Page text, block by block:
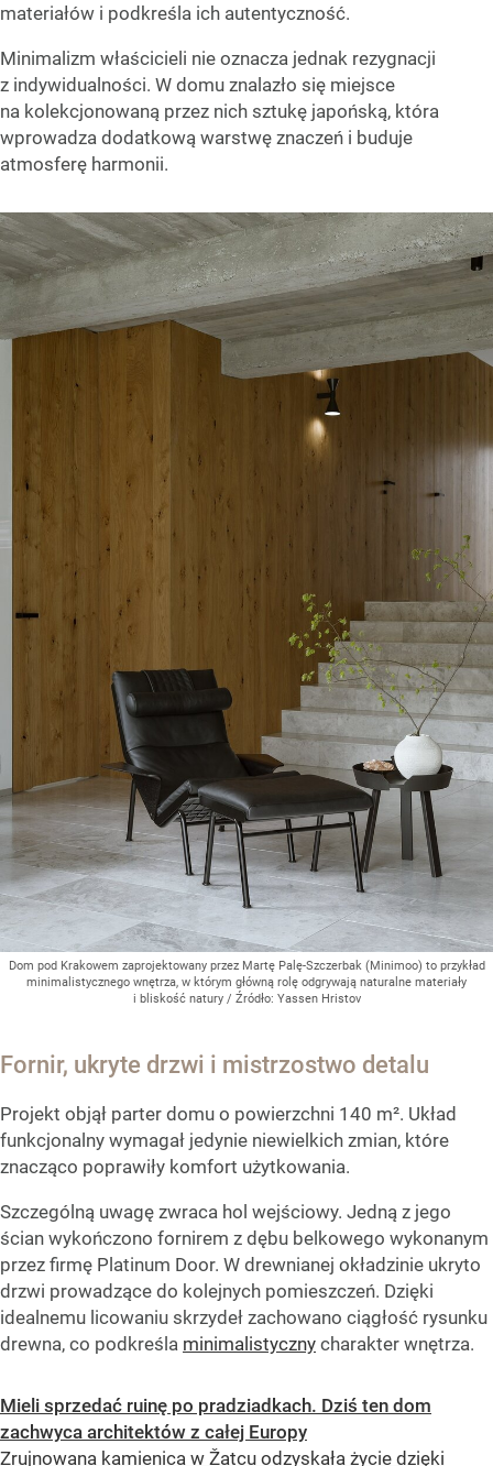
materiałów i podkreśla ich autentyczność.
Minimalizm właścicieli nie oznacza jednak rezygnacji
z indywidualności. W domu znalazło się miejsce
na kolekcjonowaną przez nich sztukę japońską, która
wprowadza dodatkową warstwę znaczeń i buduje
atmosferę harmonii.
Dom pod Krakowem zaprojektowany przez Martę Palę-Szczerbak (Minimoo) to przykład
minimalistycznego wnętrza, w którym główną rolę odgrywają naturalne materiały
i bliskość natury / Źródło: Yassen Hristov
Fornir, ukryte drzwi i mistrzostwo detalu
Projekt objął parter domu o powierzchni 140 m². Układ
funkcjonalny wymagał jedynie niewielkich zmian, które
znacząco poprawiły komfort użytkowania.
Szczególną uwagę zwraca hol wejściowy. Jedną z jego
ścian wykończono fornirem z dębu belkowego wykonanym
przez firmę Platinum Door. W drewnianej okładzinie ukryto
drzwi prowadzące do kolejnych pomieszczeń. Dzięki
idealnemu licowaniu skrzydeł zachowano ciągłość rysunku
drewna, co podkreśla minimalistyczny charakter wnętrza.
Mieli sprzedać ruinę po pradziadkach. Dziś ten dom
zachwyca architektów z całej Europy
Zrujnowana kamienica w Žatcu odzyskała życie dzięki